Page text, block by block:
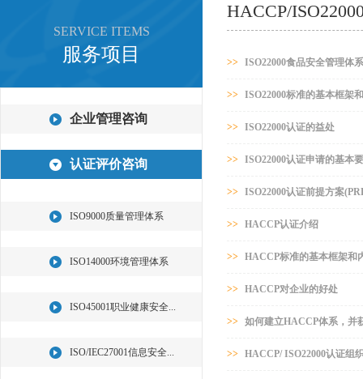
SERVICE ITEMS
服务项目
企业管理咨询
认证评价咨询
ISO9000质量管理体系
ISO14000环境管理体系
ISO45001职业健康安全...
ISO/IEC27001信息安全...
HACCP/
>> ISO22000食品安全管理体
>> ISO22000标准的基本框架
>> ISO22000认证的益处
>> ISO22000认证申请的基本
>> ISO22000认证前提方案
>> HACCP认证介绍
>> HACCP标准的基本框架和
>> HACCP对企业的好处
>> 如何建立HACCP体系，并
>> HACCP/ ISO22000认证组